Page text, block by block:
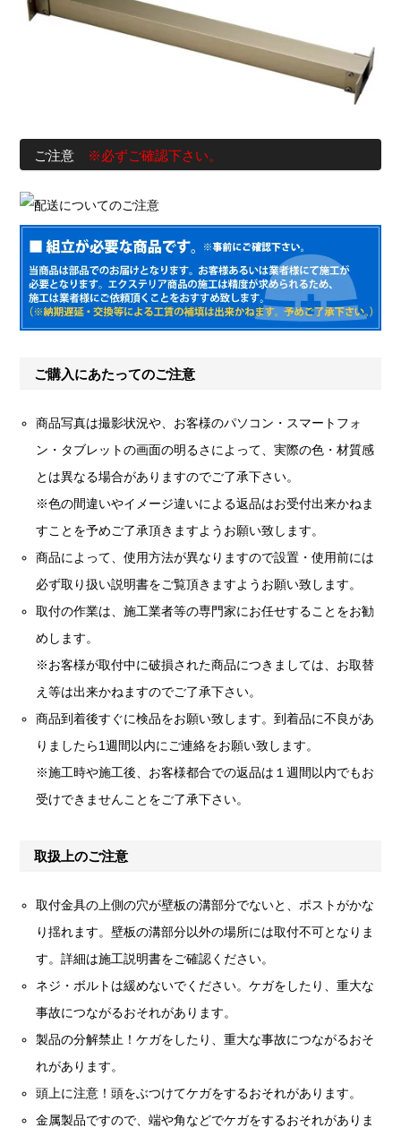
ご注意 ※必ずご確認下さい。
ご購入にあたってのご注意
商品写真は撮影状況や、お客様のパソコン・スマートフォ
ン・タブレットの画面の明るさによって、実際の色・材質感
とは異なる場合がありますのでご了承下さい。
※色の間違いやイメージ違いによる返品はお受付出来かねま
すことを予めご了承頂きますようお願い致します。
商品によって、使用方法が異なりますので設置・使用前には
必ず取り扱い説明書をご覧頂きますようお願い致します。
取付の作業は、施工業者等の専門家にお任せすることをお勧
めします。
※お客様が取付中に破損された商品につきましては、お取替
え等は出来かねますのでご了承下さい。
商品到着後すぐに検品をお願い致します。到着品に不良があ
りましたら1週間以内にご連絡をお願い致します。
※施工時や施工後、お客様都合での返品は１週間以内でもお
受けできませんことをご了承下さい。
取扱上のご注意
取付金具の上側の穴が壁板の溝部分でないと、ポストがかな
り揺れます。壁板の溝部分以外の場所には取付不可となりま
す。詳細は施工説明書をご確認ください。
ネジ・ボルトは緩めないでください。ケガをしたり、重大な
事故につながるおそれがあります。
製品の分解禁止！ケガをしたり、重大な事故につながるおそ
れがあります。
頭上に注意！頭をぶつけてケガをするおそれがあります。
金属製品ですので、端や角などでケガをするおそれがありま